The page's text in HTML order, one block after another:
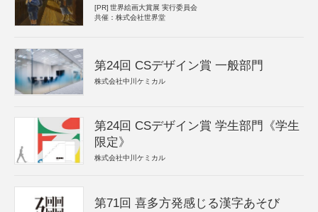
[PR] 世界絵画大賞展 実行委員会
共催：株式会社世界堂
第24回 CSデザイン賞 一般部門
株式会社中川ケミカル
第24回 CSデザイン賞 学生部門《学生
限定》
株式会社中川ケミカル
第71回 喜多方発感じる漢字あそび